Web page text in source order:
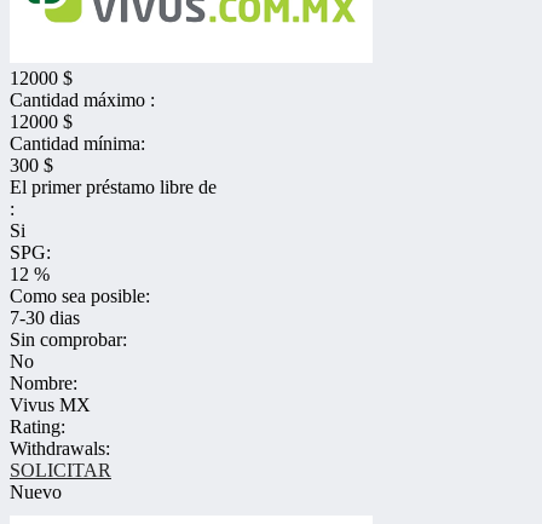
12000 $
Cantidad máximo :
12000 $
Cantidad mínima:
300 $
El primer préstamo libre de
:
Si
SPG:
12 %
Como sea posible:
7-30 dias
Sin comprobar:
No
Nombre:
Vivus MX
Rating:
Withdrawals:
SOLICITAR
Nuevo